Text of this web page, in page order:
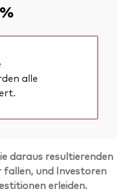
alle
daraus resultierenden
fallen, und Investoren
erleiden.